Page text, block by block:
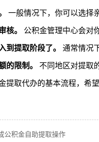
一般情况下，你可以选择
核。 公积金管理中心会对
到提取阶段了。 通常情况
的限制。 不同地区对提取
提取代办的基本流程，希
公积金自助提取操作